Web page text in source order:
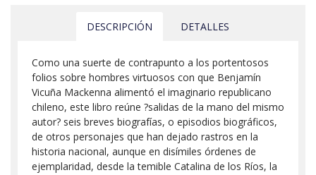
DESCRIPCIÓN DETALLES
Como una suerte de contrapunto a los portentosos
folios sobre hombres virtuosos con que Benjamín
Vicuña Mackenna alimentó el imaginario republicano
chileno, este libro reúne ?salidas de la mano del mismo
autor? seis breves biografías, o episodios biográficos,
de otros personajes que han dejado rastros en la
historia nacional, aunque en disímiles órdenes de
ejemplaridad, desde la temible Catalina de los Ríos, la